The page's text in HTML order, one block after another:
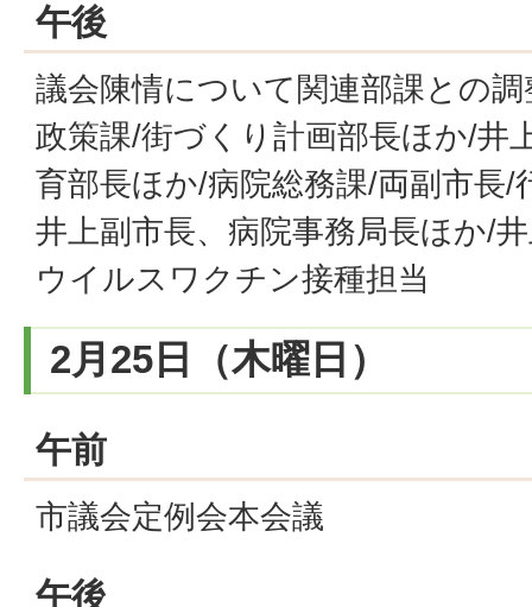
午後
議会陳情について関連部課との
政策課/街づくり計画部長ほか/井
育部長ほか/病院総務課/両副市長/
井上副市長、病院事務局長ほか/
ウイルスワクチン接種担当
2月25日（木曜日）
午前
市議会定例会本会議
午後